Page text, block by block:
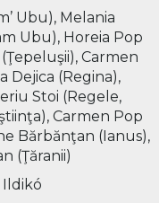
Ubu), Melania
Ubu), Horeia Pop
Carmen
Dejica (Regina),
Stoi (Regele,
Carmen Pop
Bărbănţan (Ianus),
(Ţăranii)